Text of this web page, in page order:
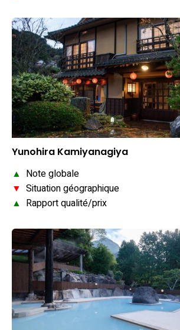
Yunohira Kamiyanagiya
▲ Note globale
▼ Situation géographique
▲ Rapport qualité/prix